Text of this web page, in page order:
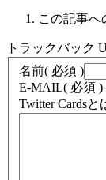
この記事へ
トラックバック
名前( 必須 )
E-MAIL( 必須
Twitter Cardsと